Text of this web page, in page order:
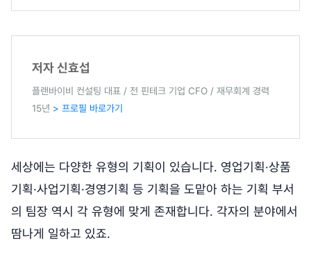
저자 신효섭
플랜바이비 컨설팅 대표 / 전 핀테크 기업 CFO / 재무회계 경력
15년 > 프로필 바로가기
세상에는 다양한 유형의 기획이 있습니다. 영업기획·상품
기획·사업기획·경영기획 등 기획을 도맡아 하는 기획 부서
의 팀장 역시 각 유형에 맞게 존재합니다. 각자의 분야에서
땀나게 일하고 있죠.